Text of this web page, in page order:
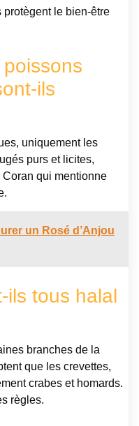
protègent le bien-être
ils
uniquement les
purs et licites,
qui mentionne
un Rosé d’Anjou
ils tous halal
branches de la
que les crevettes,
crabes et homards.
règles.